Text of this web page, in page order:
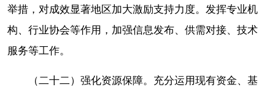
举措，对成效显著地区加大激励支持力度。发挥专业机
构、行业协会等作用，加强信息发布、供需对接、技术
服务等工作。
（二十二）强化资源保障。充分运用现有资金、基